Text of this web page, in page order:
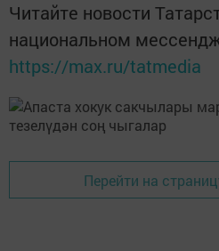
Читайте новости
национальном
https://max.ru/tatmedia
Перейти на